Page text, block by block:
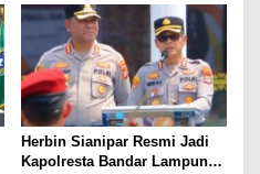
Herbin Sianipar Resmi Jadi
Kapolresta Bandar Lampung,